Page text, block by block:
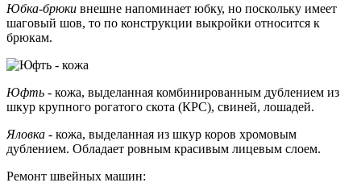
Юбка-брюки внешне напоминает юбку, но поскольку имеет
шаговый шов, то по конструкции выкройки относится к
брюкам.
Юфть - кожа, выделанная комбинированным дублением из
шкур крупного рогатого скота (КРС), свиней, лошадей.
Яловка - кожа, выделанная из шкур коров хромовым
дублением. Обладает ровным красивым лицевым слоем.
Ремонт швейных машин: